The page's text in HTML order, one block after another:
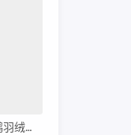
介绍十款大鹅男羽绒服多少钱_大鹅羽绒服多少钱?